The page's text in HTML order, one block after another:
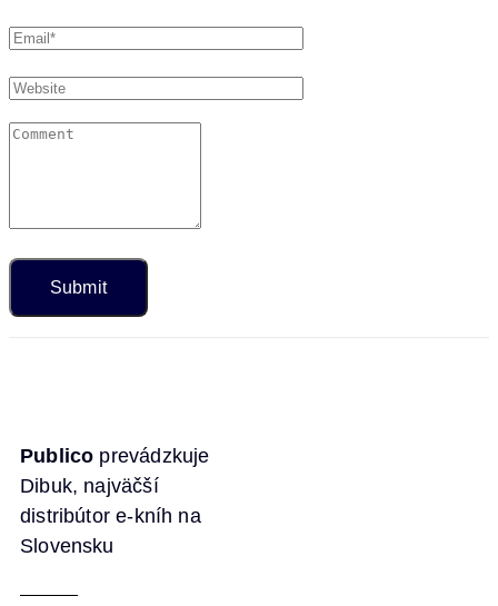
Publico prevádzkuje
Dibuk, najväčší
distribútor e-kníh na
Slovensku